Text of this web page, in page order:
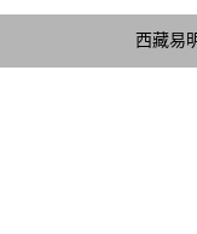
西藏易